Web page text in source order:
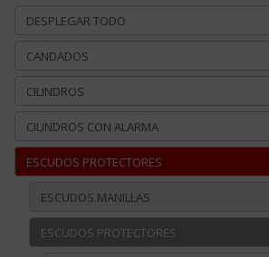
DESPLEGAR TODO
CANDADOS
CILINDROS
CILINDROS CON ALARMA
ESCUDOS PROTECTORES
ESCUDOS MANILLAS
ESCUDOS PROTECTORES